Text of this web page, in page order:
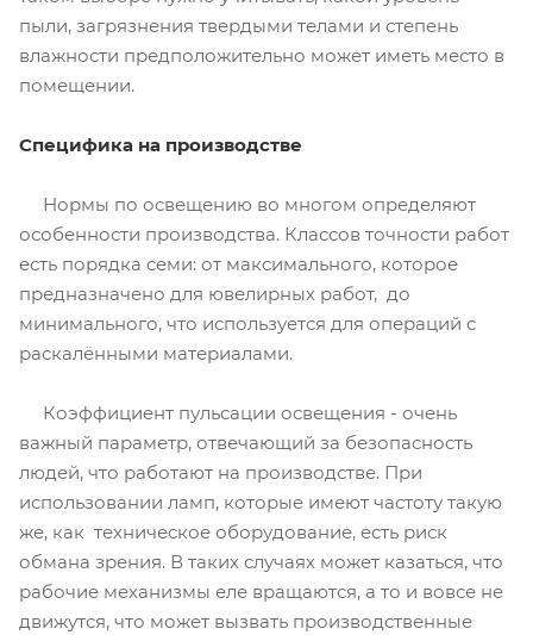
пыли, загрязнения твердыми телами и степень
влажности предположительно может иметь место в
помещении.
Специфика на производстве
Нормы по освещению во многом определяют
особенности производства. Классов точности работ
есть порядка семи: от максимального, которое
предназначено для ювелирных работ, до
минимального, что используется для операций с
раскалёнными материалами.
Коэффициент пульсации освещения - очень
важный параметр, отвечающий за безопасность
людей, что работают на производстве. При
использовании ламп, которые имеют частоту такую
же, как техническое оборудование, есть риск
обмана зрения. В таких случаях может казаться, что
рабочие механизмы еле вращаются, а то и вовсе не
движутся, что может вызвать производственные